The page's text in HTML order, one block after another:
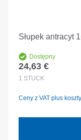
Słupek antracyt
Dostępny
Cena regularna:
24,63 €
1 STÜCK
Ceny z VAT plus